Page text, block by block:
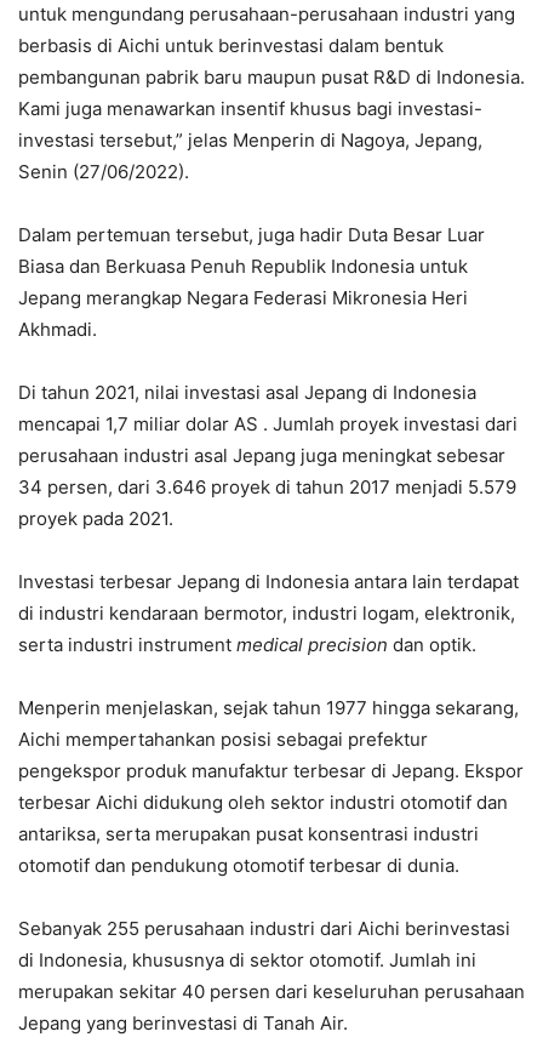
untuk mengundang perusahaan-perusahaan industri yang
berbasis di Aichi untuk berinvestasi dalam bentuk
pembangunan pabrik baru maupun pusat R&D di Indonesia.
Kami juga menawarkan insentif khusus bagi investasi-
investasi tersebut,” jelas Menperin di Nagoya, Jepang,
Senin (27/06/2022).
Dalam pertemuan tersebut, juga hadir Duta Besar Luar
Biasa dan Berkuasa Penuh Republik Indonesia untuk
Jepang merangkap Negara Federasi Mikronesia Heri
Akhmadi.
Di tahun 2021, nilai investasi asal Jepang di Indonesia
mencapai 1,7 miliar dolar AS . Jumlah proyek investasi dari
perusahaan industri asal Jepang juga meningkat sebesar
34 persen, dari 3.646 proyek di tahun 2017 menjadi 5.579
proyek pada 2021.
Investasi terbesar Jepang di Indonesia antara lain terdapat
di industri kendaraan bermotor, industri logam, elektronik,
serta industri instrument medical precision dan optik.
Menperin menjelaskan, sejak tahun 1977 hingga sekarang,
Aichi mempertahankan posisi sebagai prefektur
pengekspor produk manufaktur terbesar di Jepang. Ekspor
terbesar Aichi didukung oleh sektor industri otomotif dan
antariksa, serta merupakan pusat konsentrasi industri
otomotif dan pendukung otomotif terbesar di dunia.
Sebanyak 255 perusahaan industri dari Aichi berinvestasi
di Indonesia, khususnya di sektor otomotif. Jumlah ini
merupakan sekitar 40 persen dari keseluruhan perusahaan
Jepang yang berinvestasi di Tanah Air.